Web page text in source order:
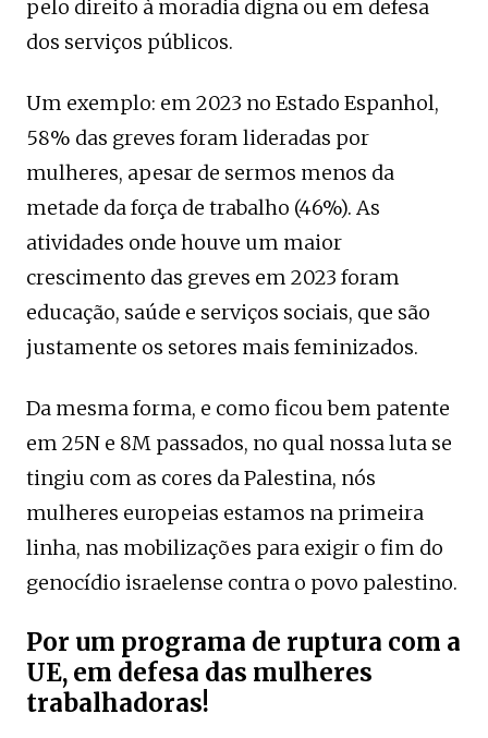
pelo direito à moradia digna ou em defesa
dos serviços públicos.
Um exemplo: em 2023 no Estado Espanhol,
58% das greves foram lideradas por
mulheres, apesar de sermos menos da
metade da força de trabalho (46%). As
atividades onde houve um maior
crescimento das greves em 2023 foram
educação, saúde e serviços sociais, que são
justamente os setores mais feminizados.
Da mesma forma, e como ficou bem patente
em 25N e 8M passados, no qual nossa luta se
tingiu com as cores da Palestina, nós
mulheres europeias estamos na primeira
linha, nas mobilizações para exigir o fim do
genocídio israelense contra o povo palestino.
Por um programa de ruptura com a
UE, em defesa das mulheres
trabalhadoras!